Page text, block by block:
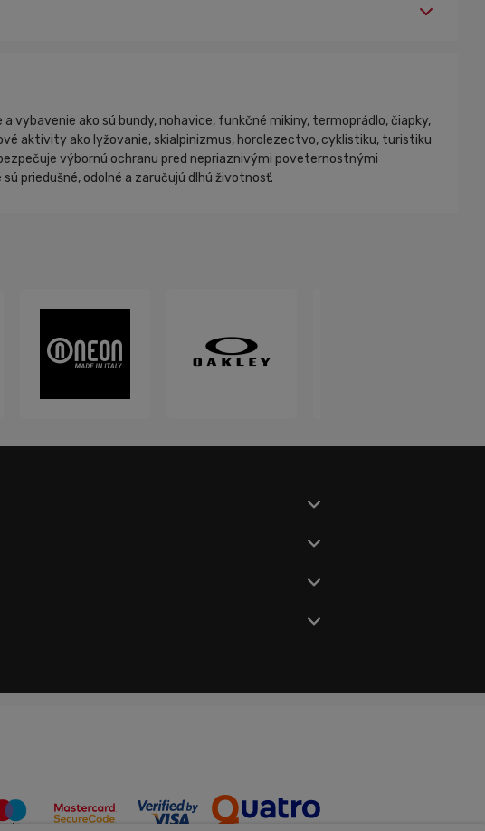
vybavenie ako sú bundy, nohavice, funkčné mikiny, termoprádlo, čiapky,
aktivity ako lyžovanie, skialpinizmus, horolezectvo, cyklistiku, turistiku
výbornú ochranu pred nepriaznivými poveternostnými
priedušné, odolné a zaručujú dlhú životnosť.